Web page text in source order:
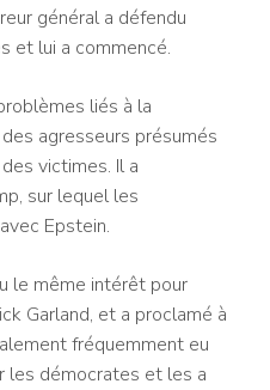
général a défendu
et lui a commencé.
liés à la
agresseurs présumés
victimes. Il a
sur lequel les
Epstein.
le même intérêt pour
Garland, et a proclamé à
fréquemment eu
les démocrates et les a